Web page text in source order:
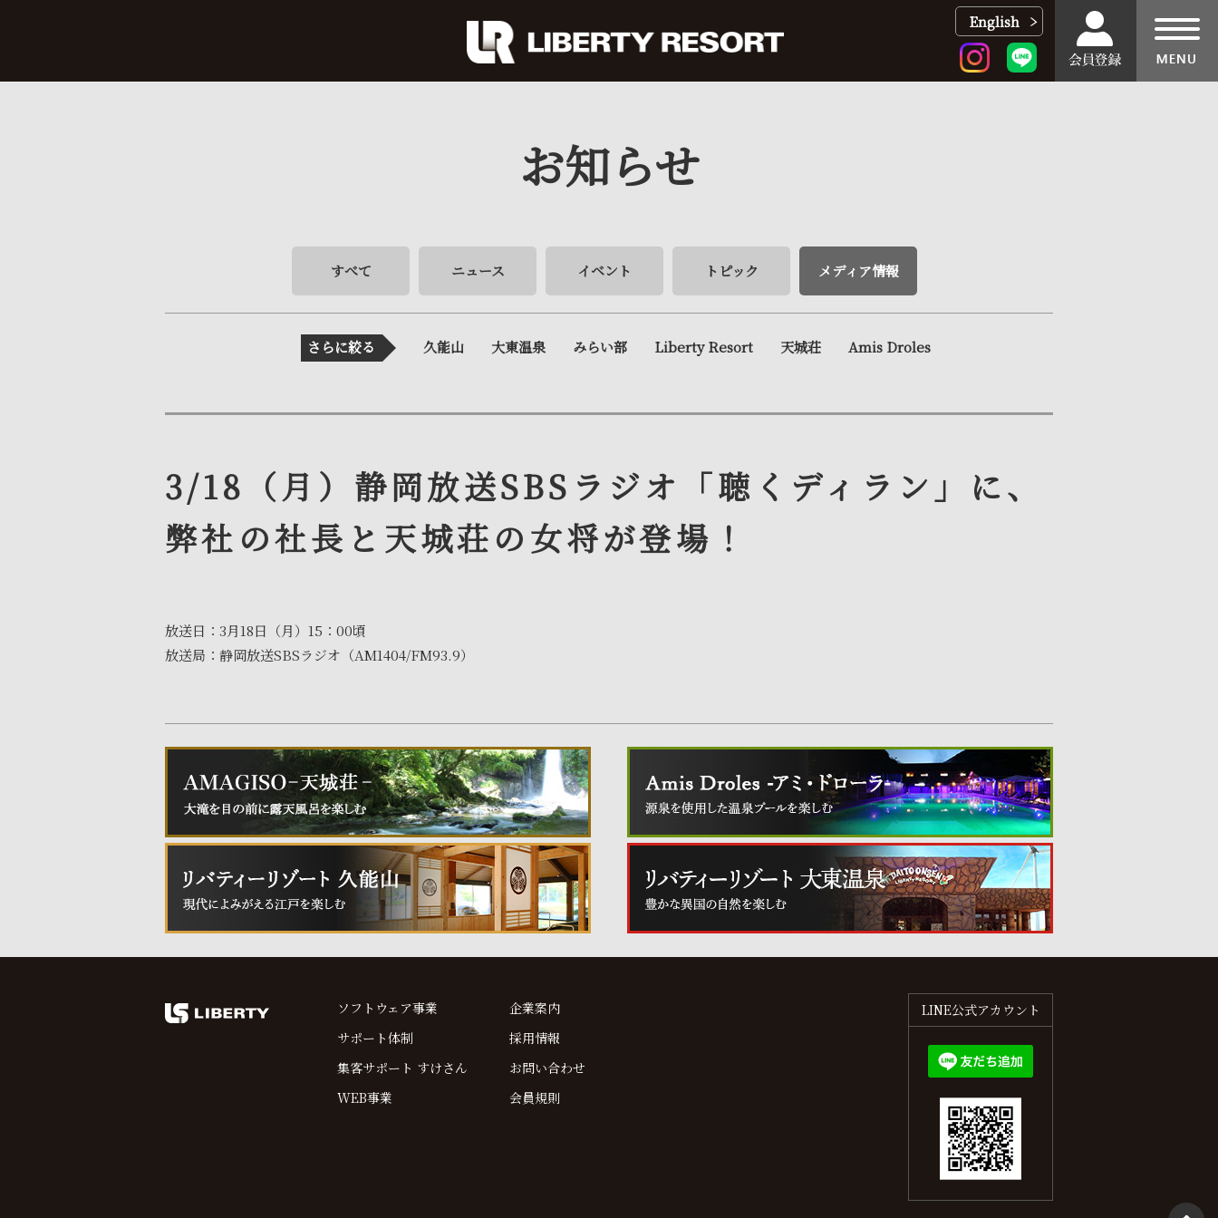
English
お知らせ
すべて ニュース イベント トピック メディア情報
さらに絞る 久能山 大東温泉 みらい部 Liberty Resort 天城荘 Amis Droles
3/18（月）静岡放送SBSラジオ「聴くディラン」に、
弊社の社長と天城荘の女将が登場！
放送日：3月18日（月）15：00頃
放送局：静岡放送SBSラジオ（AM1404/FM93.9）
ソフトウェア事業
サポート体制
集客サポート すけさん
WEB事業
企業案内
採用情報
お問い合わせ
会員規則
LINE公式アカウント